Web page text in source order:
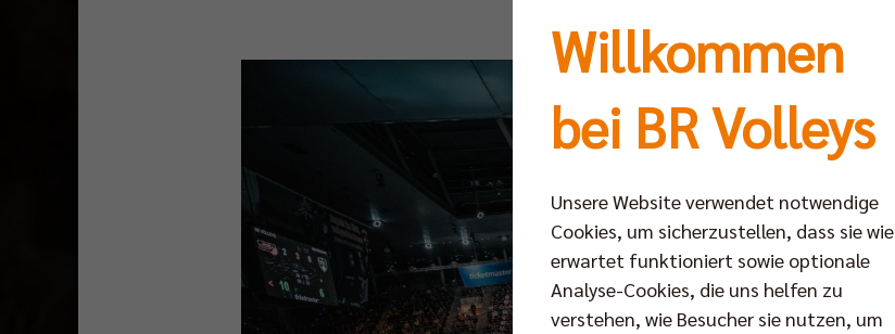
Willkommen
bei BR Volleys
Unsere Website verwendet notwendige
Cookies, um sicherzustellen, dass sie wie
erwartet funktioniert sowie optionale
Analyse-Cookies, die uns helfen zu
verstehen, wie Besucher sie nutzen, um